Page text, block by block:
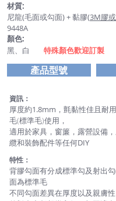
材質:
尼龍(毛面或勾面) + 黏膠(3M膠
9448A
顏色:
黑、白 特殊顏色歡迎訂製
產品型號
資訊：
厚度約1.8mm ，氈黏性佳且耐
毛(標準毛)使用，
適用於家具，窗簾，露營設備
纜和裝飾配件等任何DIY
特性：
背膠勾面有分成標準勾及射出
面為標準毛
​不同勾面差異在厚度以及親膚